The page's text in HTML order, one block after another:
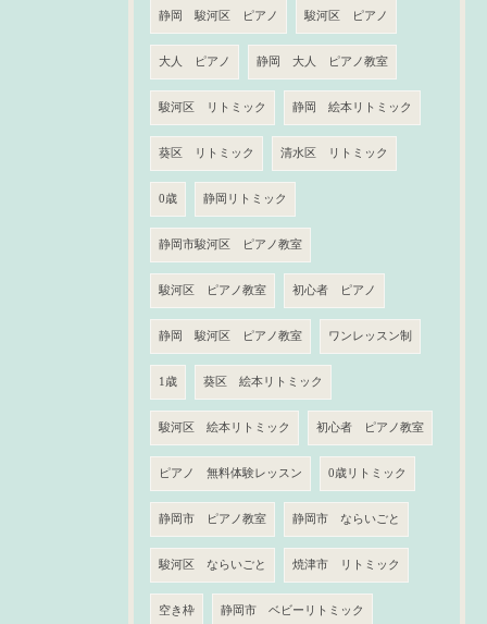
静岡 駿河区 ピアノ 駿河区 ピアノ
大人 ピアノ 静岡 大人 ピアノ教室
駿河区 リトミック 静岡 絵本リトミック
葵区 リトミック 清水区 リトミック
0歳 静岡リトミック
静岡市駿河区 ピアノ教室
駿河区 ピアノ教室 初心者 ピアノ
静岡 駿河区 ピアノ教室 ワンレッスン制
1歳 葵区 絵本リトミック
駿河区 絵本リトミック 初心者 ピアノ教室
ピアノ 無料体験レッスン 0歳リトミック
静岡市 ピアノ教室 静岡市 ならいごと
駿河区 ならいごと 焼津市 リトミック
空き枠 静岡市 ベビーリトミック